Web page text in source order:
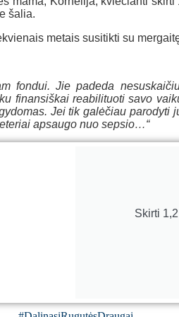
šalia.
metais susitikti su
fondui. Jie padeda
finansiškai reabilituoti savo
Jei tik galėčiau parodyti
apsaugo nuo sepsio…“
Skirti